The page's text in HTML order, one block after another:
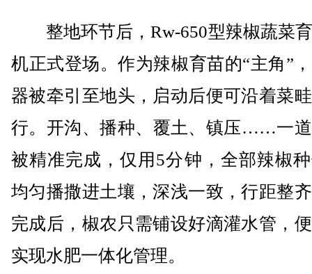
整地环节后，Rw-650型辣椒蔬菜
机正式登场。作为辣椒育苗的“主角”
器被牵引至地头，启动后便可沿着菜
行。开沟、播种、覆土、镇压……一
被精准完成，仅用5分钟，全部辣椒
均匀播撒进土壤，深浅一致，行距整
完成后，椒农只需铺设好滴灌水管，
实现水肥一体化管理。